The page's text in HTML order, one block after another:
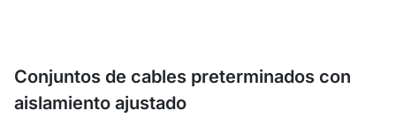
Conjuntos de cables preterminados con
aislamiento ajustado